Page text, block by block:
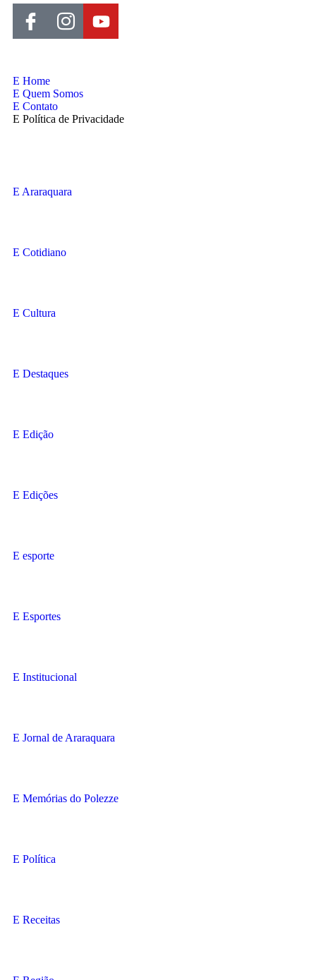
Home
Quem Somos
Contato
Política de Privacidade
Araraquara
Cotidiano
Cultura
Destaques
Edição
Edições
esporte
Esportes
Institucional
Jornal de Araraquara
Memórias do Polezze
Política
Receitas